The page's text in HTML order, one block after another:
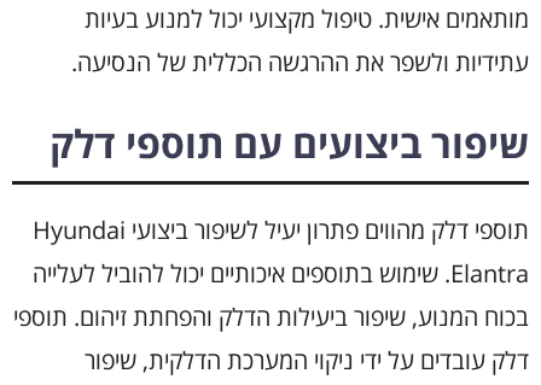
מותאמים אישית. טיפול מקצועי יכול למנוע בעיות
עתידיות ולשפר את ההרגשה הכללית של הנסיעה.
שיפור ביצועים עם תוספי דלק
תוספי דלק מהווים פתרון יעיל לשיפור ביצועי Hyundai
Elantra. שימוש בתוספים איכותיים יכול להוביל לעלייה
בכוח המנוע, שיפור ביעילות הדלק והפחתת זיהום. תוספי
דלק עובדים על ידי ניקוי המערכת הדלקית, שיפור